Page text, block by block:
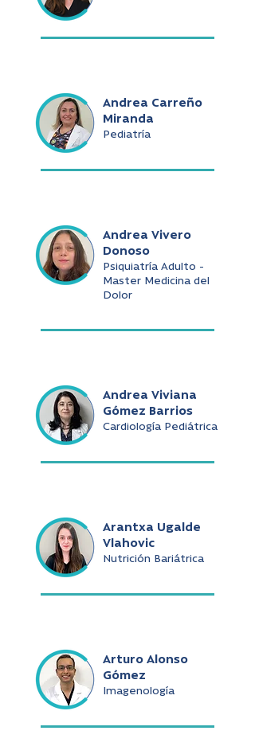
Andrea Carreño
Miranda
Pediatría
Andrea Vivero
Donoso
Psiquiatría Adulto -
Master Medicina del
Dolor
Andrea Viviana
Gómez Barrios
Cardiología Pediátrica
Arantxa Ugalde
Vlahovic
Nutrición Bariátrica
Arturo Alonso
Gómez
Imagenología